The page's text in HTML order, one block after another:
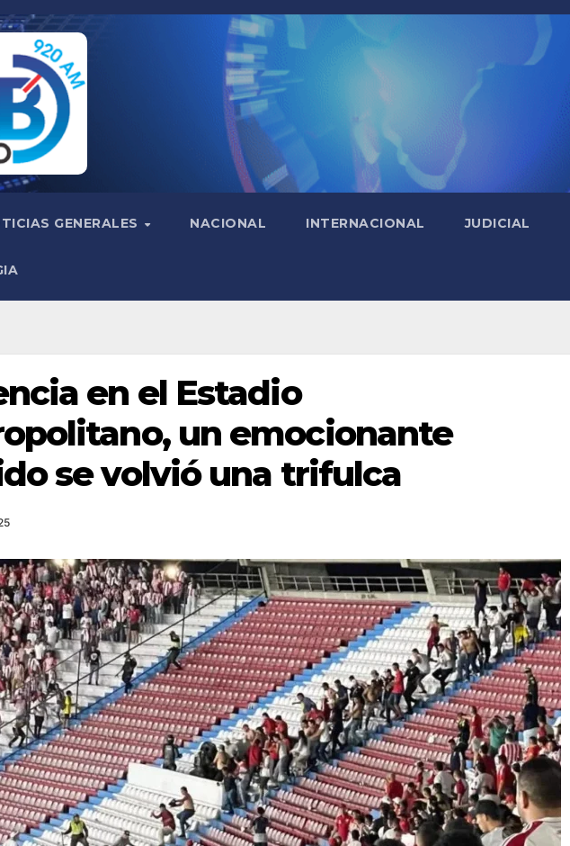
GENERALES NACIONAL INTERNACIONAL JUDICIAL
en el Estadio
un emocionante
se volvió una trifulca